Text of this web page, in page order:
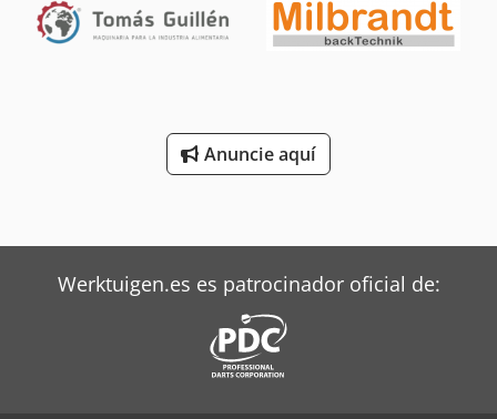
Anuncie aquí
Werktuigen.es es patrocinador oficial de: